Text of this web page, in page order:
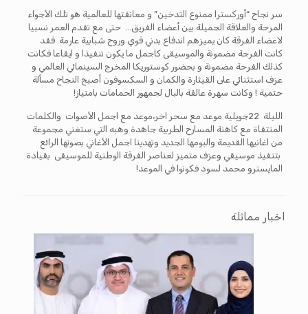
سر نجاح “أوركسترا ممنوع التدخين” و معانقتها للعالمية هو تلك الأجواء
المرحة والعلاقة الجميلة بين أعضاء الفريق… حتى مع تقدم العمر نسبيا
لاعضاء الفرقة كان يميزهم اندفاع بدني قوي وروح شبابية عارمة فقد
كانت الفرجة مضمونة والموسيقى كاجمل ما يكون تنفيذا و ايقاعا فكانت
كذلك الفرحة مضمونة و بحضور كوستوريكا المخرج السينمائي العالمي و
عزف استثنائي على القيثارة والكمان و السكسوفون أصبح النجاح مسألة
حتمية ! وكانت سهرة عالقة بالبال لجمهور الحمامات بامتياز!
الليلة 22جويلية موعد مع سحر اخر،موعد مع اجمل الأصوات والكلمات
المنتقاة مع كاهنة المسارح الطربية جاهدة وهبه التي ستغني مجموعة
من اغانيها القديمة والبومها الجديد وتهدينا اجمل الأغاني بصوتها الرائع
بتنفيذ موسيقي وعزف متميز لعناصر الفرقة الوطنية للموسيقى بقيادة
المايسترو محمد لسود فكونوا في الموعد!
اخبار مماثلة